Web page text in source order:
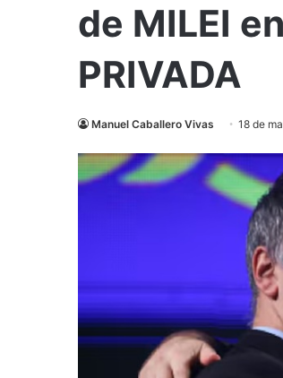
de MILEI
PRIVADA
Manuel Caballero Vivas 18 de